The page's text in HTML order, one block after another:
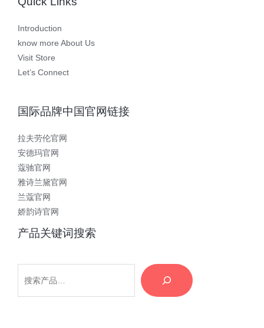
Introduction
know more About Us
Visit Store
Let’s Connect
国际品牌中国官网链接
拉夫劳伦官网
安德玛官网
蔻驰官网
雅诗兰黛官网
兰蔻官网
娇韵诗官网
产品关键词搜索